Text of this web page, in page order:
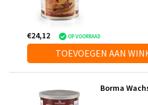
€24,12 OP VOORRAAD
TOEVOEGEN AAN
Borma